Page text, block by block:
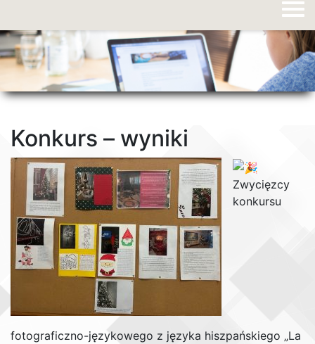
Konkurs – wyniki
Zwycięzcy
konkursu
fotograficzno-językowego z języka hiszpańskiego „La